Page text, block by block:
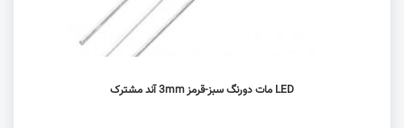
LED مات دورنگ سبز-قرمز 3mm آند مشترک